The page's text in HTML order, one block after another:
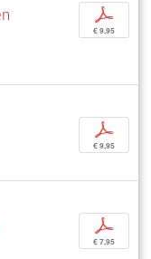
p
€ 9,95
p
€ 9,95
p
€ 7,95